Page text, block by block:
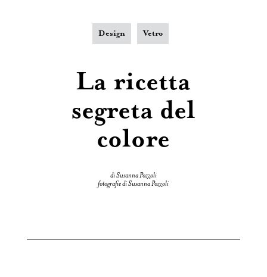
Design Vetro
La ricetta
segreta del
colore
di Susanna Pozzoli
fotografie di Susanna Pozzoli